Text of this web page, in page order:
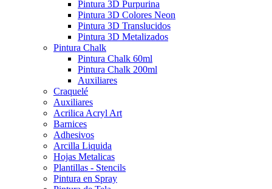
Pintura 3D Purpurina
Pintura 3D Colores Neon
Pintura 3D Translucidos
Pintura 3D Metalizados
Pintura Chalk
Pintura Chalk 60ml
Pintura Chalk 200ml
Auxiliares
Craquelé
Auxiliares
Acrilica Acryl Art
Barnices
Adhesivos
Arcilla Liquida
Hojas Metalicas
Plantillas - Stencils
Pintura en Spray